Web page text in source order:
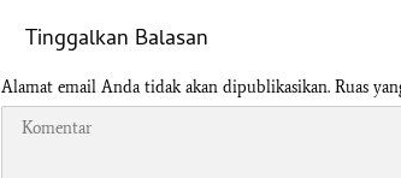
Tinggalkan Balasan
Alamat email Anda tidak akan dipublikasikan. Ruas